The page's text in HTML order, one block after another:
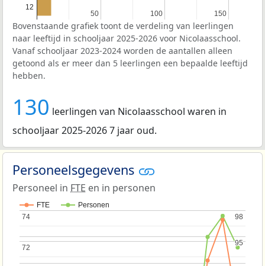
50
50 100
100 150
150
12
Bovenstaande grafiek toont de verdeling van leerlingen
naar leeftijd in schooljaar 2025-2026 voor Nicolaasschool.
Vanaf schooljaar 2023-2024 worden de aantallen alleen
getoond als er meer dan 5 leerlingen een bepaalde leeftijd
hebben.
130 leerlingen van Nicolaasschool waren in
schooljaar 2025-2026 7 jaar oud.
Personeelsgegevens
Personeel in FTE en in personen
FTE Personen
72
72
74
74
95
95
98
98